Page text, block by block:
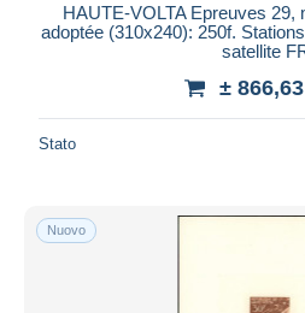
HAUTE-VOLTA Epreuves 29,
adoptée (310x240): 250f.
satellite
±
Stato
Nuovo